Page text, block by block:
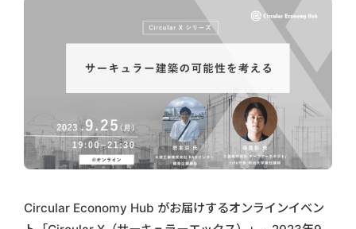
Circular Economy Hub がお届けするオンラインイベン